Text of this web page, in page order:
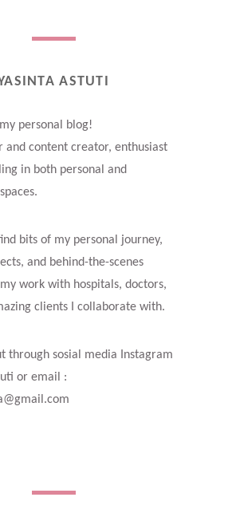
ASTUTI
personal blog!
and content creator, enthusiast
in both personal and
bits of my personal journey,
and behind-the-scenes
work with hospitals, doctors,
clients I collaborate with.
through sosial media Instagram
or email :